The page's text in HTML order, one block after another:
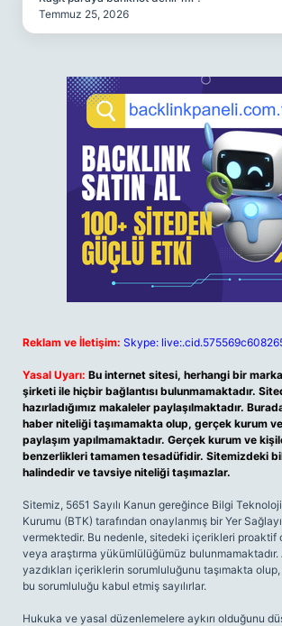
Temmuz 25, 2026
Reklam ve İletişim: Skype:
Yasal Uyarı: Bu internet sitesi, herhangi bir
şirketi ile hiçbir bağlantısı bulunmamaktadır.
hazırladığımız makaleler paylaşılmaktadır.
haber niteliği taşımamakta olup, gerçek kurum
paylaşım yapılmamaktadır. Gerçek kurum ve
benzerlikleri tamamen tesadüfidir. Sitemizdeki
halindedir ve tavsiye niteliği taşımazlar.
Sitemiz, 5651 Sayılı Kanun gereğince Bilgi
Kurumu (BTK) tarafından onaylanmış bir Yer
vermektedir. Bu nedenle, sitedeki içerikleri proaktif
veya araştırma yükümlülüğümüz
yazdıkları içeriklerin sorumluluğunu taşımakta
bu sorumluluğu kabul etmiş sayılırlar.
Hukuka ve yasal düzenlemelere aykırı olduğunu